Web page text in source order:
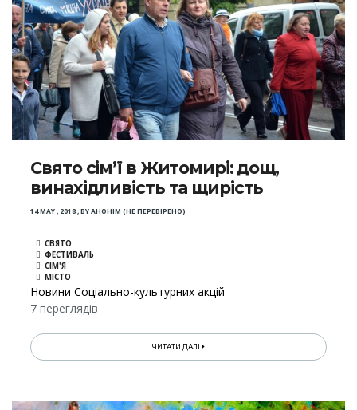
Свято сім’ї в Житомирі: дощ,
винахідливість та щирість
14 MAY , 2018,BYАНОНІМ (НЕ ПЕРЕВІРЕНО)
СВЯТО
ФЕСТИВАЛЬ
СІМ'Я
МІСТО
Новини Соціально-культурних акцій
7 переглядів
ЧИТАТИ ДАЛІ